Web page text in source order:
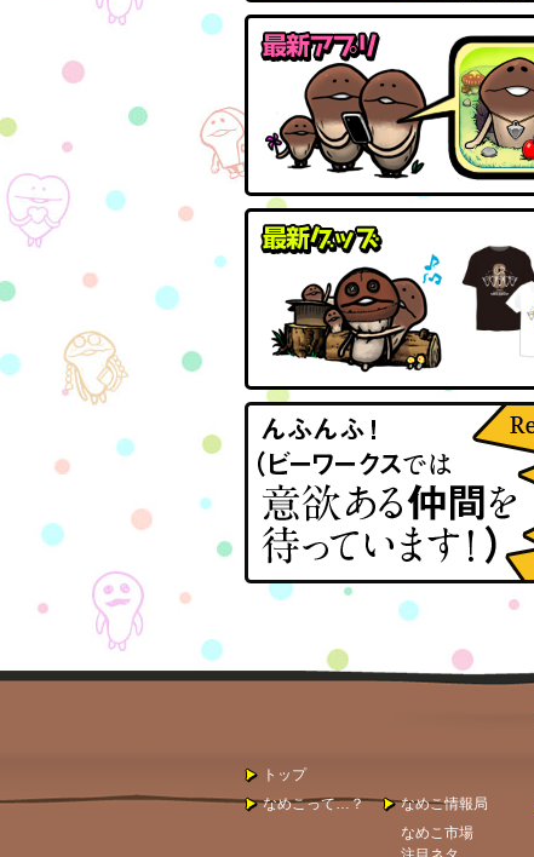
トップ
なめこって…？
なめこ情報局
なめこ市場